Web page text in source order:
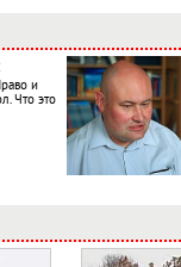
и
Что это